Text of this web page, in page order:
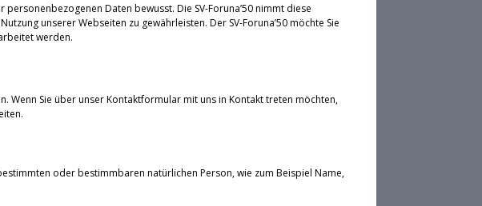
personenbezogenen Daten bewusst. Die SV-Foruna’50 nimmt diese
unserer Webseiten zu gewährleisten. Der SV-Foruna’50 möchte Sie
werden.
Wenn Sie über unser Kontaktformular mit uns in Kontakt treten möchten,
oder bestimmbaren natürlichen Person, wie zum Beispiel Name,